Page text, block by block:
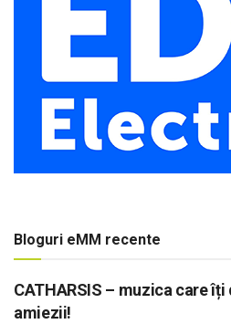
Bloguri eMM recente
CATHARSIS – muzica care
amiezii!